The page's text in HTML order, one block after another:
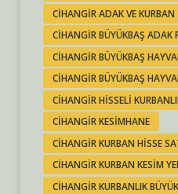
CIHANGIR ADAK VE
CIHANGIR BÜYÜKBAŞ ADAK
CIHANGIR BÜYÜKBAŞ
CIHANGIR BÜYÜKBAŞ
CIHANGIR HISSELI
CIHANGIR KESIMHANE
CIHANGIR KURBAN HISSE
CIHANGIR KURBAN KESIM
CIHANGIR KURBANLIK